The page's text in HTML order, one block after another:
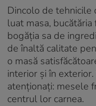
Dincolo de
luat masa,
bogăția sa de
de înaltă calitate
o masă
interior și în
atenționați: mesele
centrul lor carnea.